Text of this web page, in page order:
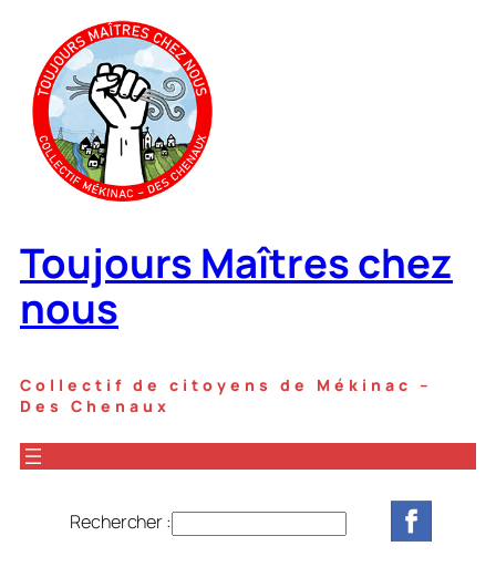
contenu
Toujours Maîtres chez
nous
Collectif de citoyens de Mékinac –
Des Chenaux
Rechercher :